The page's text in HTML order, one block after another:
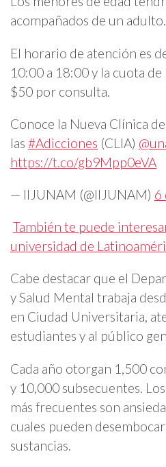
acompañados de un adulto.
El horario de atención es
10:00 a 18:00 y la cuota
$50 por consulta.
Conoce la Nueva Clínica
las #Adicciones (CLIA)
https://t.co/gb9Mpp0eVA
— IIJUNAM (@IIJUNAM) 6
También te puede
universidad de
Cabe destacar que el
y Salud Mental trabaja
en Ciudad Universitaria,
estudiantes y al público
Cada año otorgan 1,500
y 10,000 subsecuentes.
más frecuentes son
cuales pueden
sustancias.